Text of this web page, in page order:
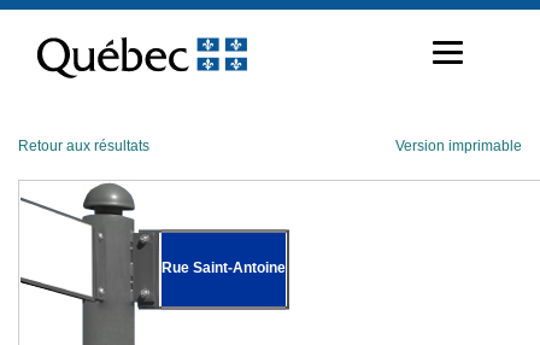
contenu
Retour aux résultats Version imprimable
Rue Saint-Antoine